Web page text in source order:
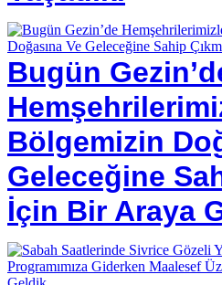
Bugün
Bölgemizin
Geleceğine
İçin Bir Araya